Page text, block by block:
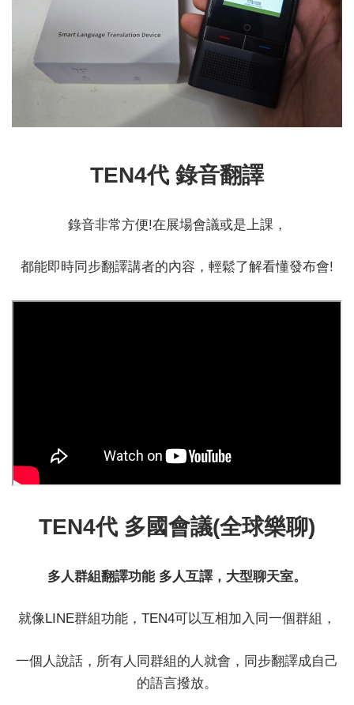
TEN4代 錄音翻譯
錄音非常方便!在展場會議或是上課，
都能即時同步翻譯講者的內容，輕鬆了解看懂發布會!
TEN4代 多國會議(全球樂聊)
多人群組翻譯功能 多人互譯，大型聊天室。
就像LINE群組功能，TEN4可以互相加入同一個群組，
一個人說話，所有人同群組的人就會，同步翻譯成自己
的語言撥放。